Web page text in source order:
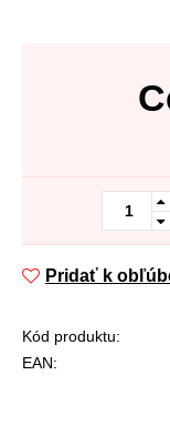
Pridať k
Kód produktu:
EAN: